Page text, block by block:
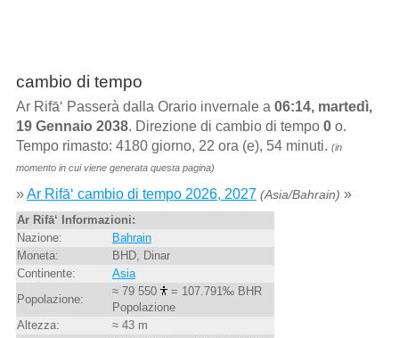
cambio di tempo
Ar Rifā‘ Passerà dalla Orario invernale a 06:14, martedì,
19 Gennaio 2038. Direzione di cambio di tempo 0o.
Tempo rimasto: 4180 giorno, 22 ora (e), 54 minuti. (in
momento in cui viene generata questa pagina)
»Ar Rifā‘ cambio di tempo 2026, 2027 (Asia/Bahrain) »
Ar Rifā‘ Informazioni:
Nazione:
Bahrain
Moneta:
BHD, Dinar
Continente:
Asia
Popolazione:
≈ 79 550
= 107.791‰ BHR
Popolazione
Altezza:
≈ 43 m